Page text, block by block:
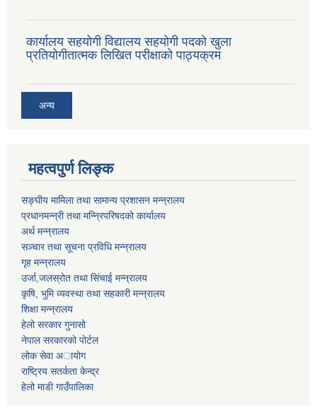
कार्यालय सहयोगी विद्यालय सहयोगी पदको खुला
प्रतियोगीतात्मक लिखित परीक्षाको पाठ्यक्रम
अन्य
महत्वपुर्ण लिङ्क
सङ्घीय मामिला तथा सामान्य प्रशासन मन्न्रालय
प्रधानमन्न्री तथा मन्न्रिपरिषदको कार्यालय
अर्थ मन्न्रालय
सञ्चार तथा सूचना प्रविधि मन्न्रालय
गृह मन्न्रालय
उर्जा,जलस्रोत तथा सिंचाई मन्न्रालय
कृषि, भुमि व्यवस्था तथा सहकारी मन्न्रालय
शिक्षा मन्न्रालय
हेलो सरकार गुनासो
नेपाल सरकारको पोर्टल
लोक सेवा अायोग
राष्ट्रिय सतर्कता केन्द्र
हेलो माडी गाउँपालिका